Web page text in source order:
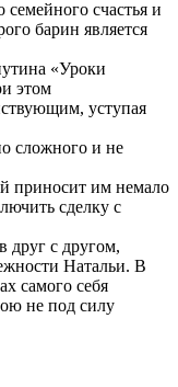
счастья и
барин является
«Уроки
этом
уступая
сложного и не
приносит им немало
сделку с
друг с другом,
Натальи. В
самого себя
не под силу